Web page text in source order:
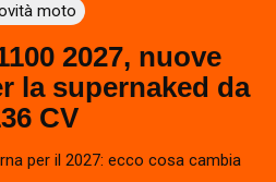
moto
2027, nuove
la supernaked da
CV
per il 2027: ecco cosa cambia